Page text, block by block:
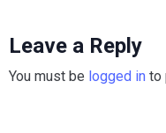
Leave a Reply
You must be logged in to